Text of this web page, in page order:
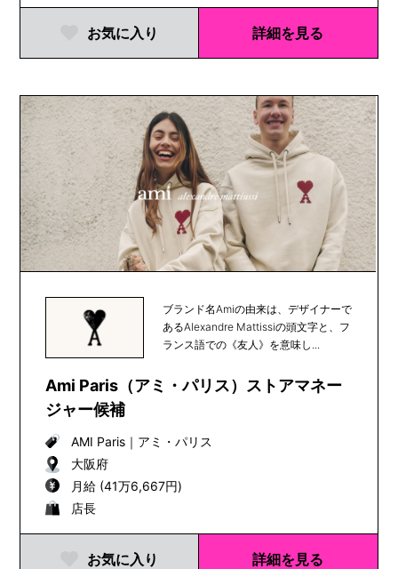
お気に入り 詳細を見る
ブランド名Amiの由来は、デザイナーで
あるAlexandre Mattissiの頭文字と、フ
ランス語での《友人》を意味し...
Ami Paris（アミ・パリス）ストアマネー
ジャー候補
AMI Paris｜ アミ・パリス
大阪府
月給 (41万6,667円)
店長
お気に入り 詳細を見る